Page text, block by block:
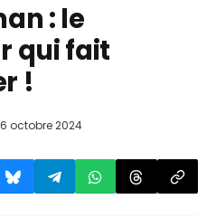
: le
qui fait
!
octobre 2024